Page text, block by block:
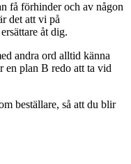
få förhinder och av någon
det att vi på
åt dig.
andra ord alltid känna
en plan B redo att ta vid
beställare, så att du blir